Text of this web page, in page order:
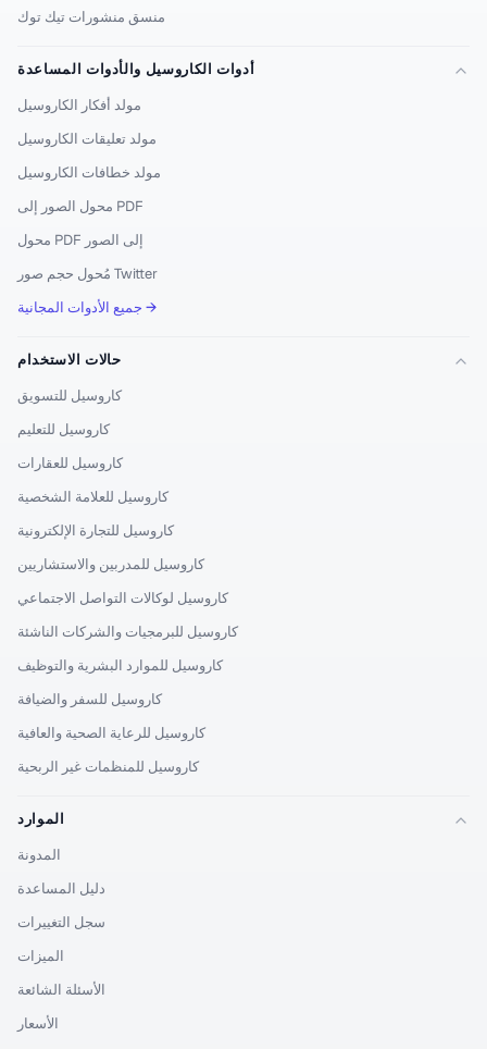
منسق منشورات تيك توك
أدوات الكاروسيل والأدوات المساعدة
مولد أفكار الكاروسيل
مولد تعليقات الكاروسيل
مولد خطافات الكاروسيل
محول الصور إلى PDF
محول PDF إلى الصور
مُحول حجم صور Twitter
جميع الأدوات المجانية →
حالات الاستخدام
كاروسيل للتسويق
كاروسيل للتعليم
كاروسيل للعقارات
كاروسيل للعلامة الشخصية
كاروسيل للتجارة الإلكترونية
كاروسيل للمدربين والاستشاريين
كاروسيل لوكالات التواصل الاجتماعي
كاروسيل للبرمجيات والشركات الناشئة
كاروسيل للموارد البشرية والتوظيف
كاروسيل للسفر والضيافة
كاروسيل للرعاية الصحية والعافية
كاروسيل للمنظمات غير الربحية
الموارد
المدونة
دليل المساعدة
سجل التغييرات
الميزات
الأسئلة الشائعة
الأسعار